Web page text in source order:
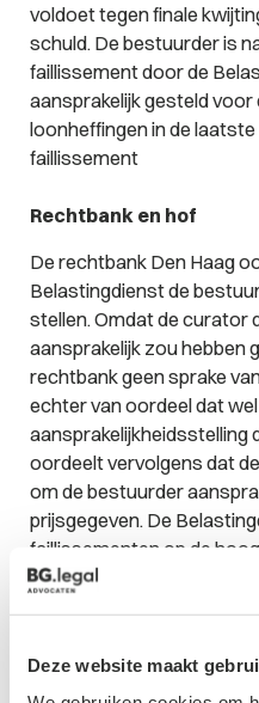
Deze website maakt
voldoet tegen finale
schuld. De bestuurder is
faillissement door de
aansprakelijk gesteld voor
loonheffingen in de
faillissement
Rechtbank en hof
De rechtbank Den Haag
Belastingdienst de
stellen. Omdat de curator
aansprakelijk zou hebben
rechtbank geen sprake
echter van oordeel dat
aansprakelijkheidsstelling
oordeelt vervolgens dat
om de bestuurder
prijsgegeven. De
faillissementen op de
vorderingen bij de curator
Volgens de Hoge Raad is